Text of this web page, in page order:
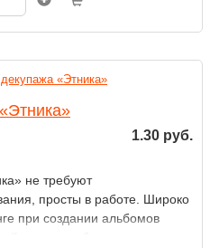
1.30 руб.
не требуют
просты в работе. Широко
при создании альбомов